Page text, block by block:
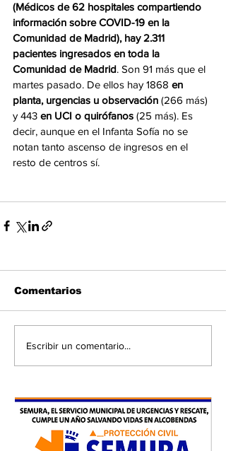
(Médicos de 62 hospitales compartiendo
información sobre COVID-19 en la
Comunidad de Madrid), hay 2.311
pacientes ingresados en toda la
Comunidad de Madrid. Son 91 más que el
martes pasado. De ellos hay 1868 en
planta, urgencias u observación (266 más)
y 443 en UCI o quirófanos (25 más). Es
decir, aunque en el Infanta Sofía no se
notan tanto ascenso de ingresos en el
resto de centros sí.
Comentarios
Escribir un comentario...